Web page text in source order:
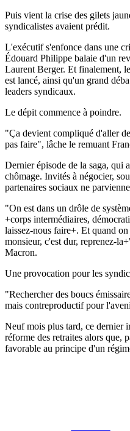
Puis vient la crise des gilets
syndicalistes avaient prédit.
L'exécutif s'enfonce dans une
Édouard Philippe balaie d'un
Laurent Berger. Et finalement,
est lancé, ainsi qu'un grand
leaders syndicaux.
Le dépit commence à poindre.
"Ça devient compliqué d'aller
pas faire", lâche le remuant
Dernier épisode de la saga, qui
chômage. Invités à négocier,
partenaires sociaux ne
"On est dans un drôle de
+corps intermédiaires,
laissez-nous faire+. Et quand
monsieur, c'est dur, reprenez-
Macron.
Une provocation pour les
"Rechercher des boucs
mais contreproductif pour
Neuf mois plus tard, ce dernier
réforme des retraites alors que,
favorable au principe d'un